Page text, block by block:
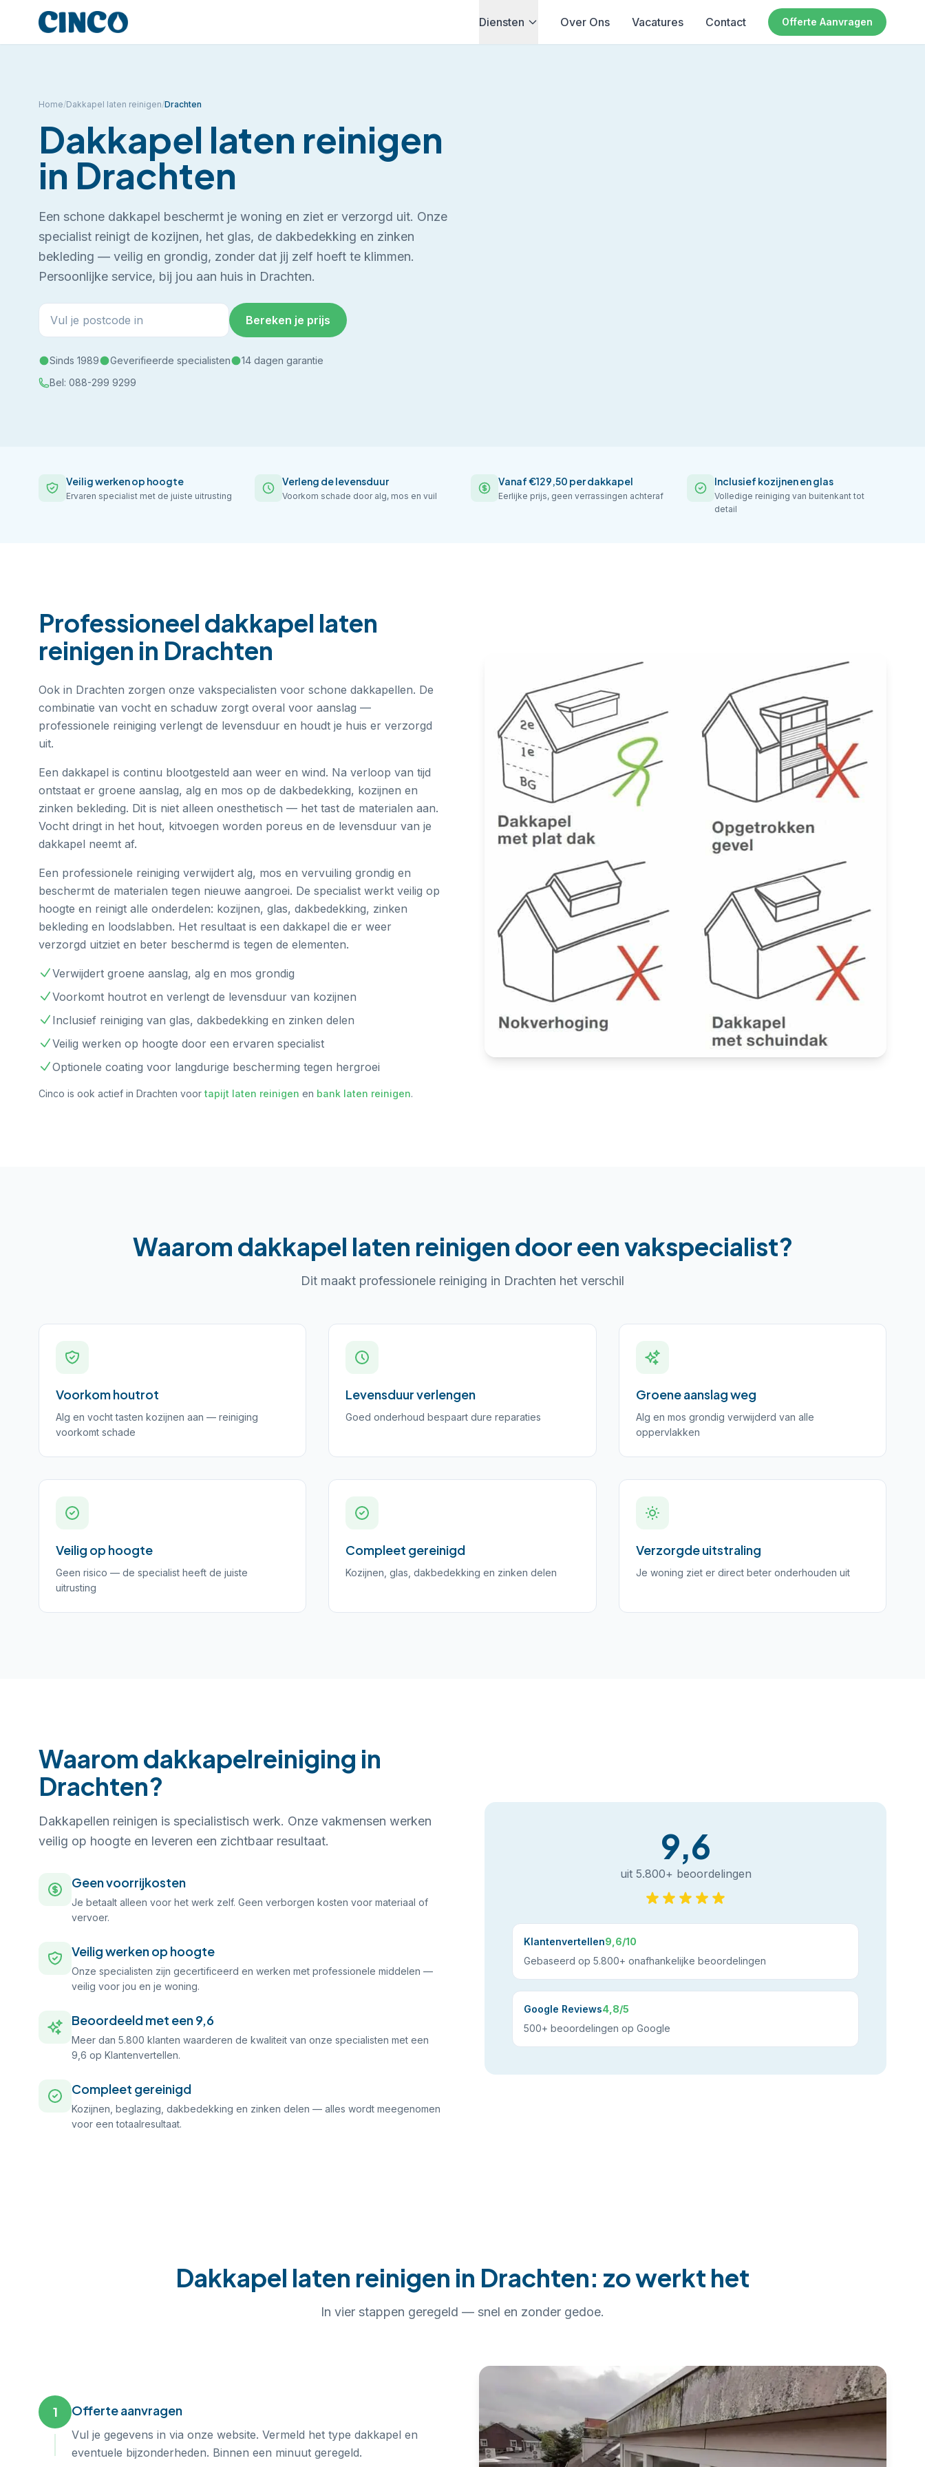
Diensten Over Ons Vacatures Contact Offerte Aanvragen
Home/Dakkapel laten reinigen/Drachten
Dakkapel laten reinigen
in Drachten
Een schone dakkapel beschermt je woning en ziet er verzorgd uit. Onze
specialist reinigt de kozijnen, het glas, de dakbedekking en zinken
bekleding — veilig en grondig, zonder dat jij zelf hoeft te klimmen.
Persoonlijke service, bij jou aan huis in Drachten.
Bereken je prijs
Sinds 1989 Geverifieerde specialisten
14 dagen garantie
Bel: 088-299 9299
Veilig werken op hoogte
Ervaren specialist met de juiste uitrusting
Verleng de levensduur
Voorkom schade door alg, mos en vuil
Vanaf €129,50 per dakkapel
Eerlijke prijs, geen verrassingen achteraf
Inclusief kozijnen en glas
Volledige reiniging van buitenkant tot
detail
Professioneel dakkapel laten
reinigen in Drachten
Ook in Drachten zorgen onze vakspecialisten voor schone dakkapellen. De
combinatie van vocht en schaduw zorgt overal voor aanslag —
professionele reiniging verlengt de levensduur en houdt je huis er verzorgd
uit.
Een dakkapel is continu blootgesteld aan weer en wind. Na verloop van tijd
ontstaat er groene aanslag, alg en mos op de dakbedekking, kozijnen en
zinken bekleding. Dit is niet alleen onesthetisch — het tast de materialen aan.
Vocht dringt in het hout, kitvoegen worden poreus en de levensduur van je
dakkapel neemt af.
Een professionele reiniging verwijdert alg, mos en vervuiling grondig en
beschermt de materialen tegen nieuwe aangroei. De specialist werkt veilig op
hoogte en reinigt alle onderdelen: kozijnen, glas, dakbedekking, zinken
bekleding en loodslabben. Het resultaat is een dakkapel die er weer
verzorgd uitziet en beter beschermd is tegen de elementen.
Verwijdert groene aanslag, alg en mos grondig
Voorkomt houtrot en verlengt de levensduur van kozijnen
Inclusief reiniging van glas, dakbedekking en zinken delen
Veilig werken op hoogte door een ervaren specialist
Optionele coating voor langdurige bescherming tegen hergroei
Cinco is ook actief in Drachten voor tapijt laten reinigen en bank laten reinigen.
Waarom dakkapel laten reinigen door een vakspecialist?
Dit maakt professionele reiniging in Drachten het verschil
Voorkom houtrot
Alg en vocht tasten kozijnen aan — reiniging
voorkomt schade
Levensduur verlengen
Goed onderhoud bespaart dure reparaties
Groene aanslag weg
Alg en mos grondig verwijderd van alle
oppervlakken
Veilig op hoogte
Geen risico — de specialist heeft de juiste
uitrusting
Compleet gereinigd
Kozijnen, glas, dakbedekking en zinken delen
Verzorgde uitstraling
Je woning ziet er direct beter onderhouden uit
Waarom dakkapelreiniging in
Drachten?
Dakkapellen reinigen is specialistisch werk. Onze vakmensen werken
veilig op hoogte en leveren een zichtbaar resultaat.
Geen voorrijkosten
Je betaalt alleen voor het werk zelf. Geen verborgen kosten voor materiaal of
vervoer.
Veilig werken op hoogte
Onze specialisten zijn gecertificeerd en werken met professionele middelen —
veilig voor jou en je woning.
Beoordeeld met een 9,6
Meer dan 5.800 klanten waarderen de kwaliteit van onze specialisten met een
9,6 op Klantenvertellen.
Compleet gereinigd
Kozijnen, beglazing, dakbedekking en zinken delen — alles wordt meegenomen
voor een totaalresultaat.
9,6
uit 5.800+ beoordelingen
Klantenvertellen9,6/10
Gebaseerd op 5.800+ onafhankelijke beoordelingen
Google Reviews4,8/5
500+ beoordelingen op Google
Dakkapel laten reinigen in Drachten: zo werkt het
In vier stappen geregeld — snel en zonder gedoe.
1 Offerte aanvragen
Vul je gegevens in via onze website. Vermeld het type dakkapel en
eventuele bijzonderheden. Binnen een minuut geregeld.